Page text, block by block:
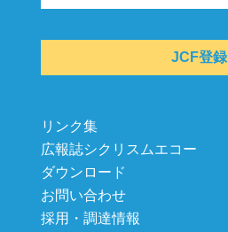
JCF登録
リンク集
広報誌シクリスムエコー
ダウンロード
お問い合わせ
採用・調達情報